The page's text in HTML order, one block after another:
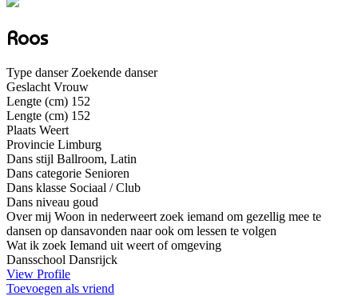
Roos
Type danser Zoekende danser
Geslacht Vrouw
Lengte (cm) 152
Lengte (cm) 152
Plaats Weert
Provincie Limburg
Dans stijl Ballroom, Latin
Dans categorie Senioren
Dans klasse Sociaal / Club
Dans niveau goud
Over mij Woon in nederweert zoek iemand om gezellig mee te
dansen op dansavonden naar ook om lessen te volgen
Wat ik zoek Iemand uit weert of omgeving
Dansschool Dansrijck
View Profile
Toevoegen als vriend